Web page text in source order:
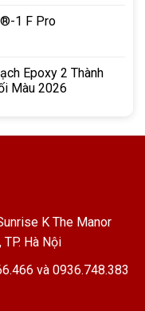
1 F Pro
Epoxy 2 Thành
Màu 2026
K The Manor
Hà Nội
và 0936.748.383